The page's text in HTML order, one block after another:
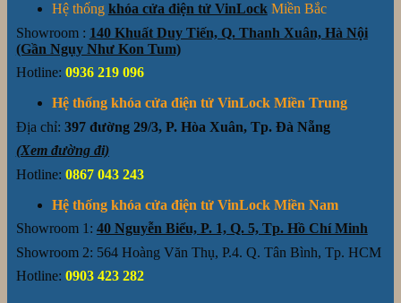
Hệ thống khóa cửa điện tử VinLock Miền Bắc
Showroom : 140 Khuất Duy Tiến, Q. Thanh Xuân, Hà Nội
(Gần Ngụy Như Kon Tum)
Hotline: 0936 219 096
Hệ thống khóa cửa điện tử VinLock Miền Trung
Địa chỉ: 397 đường 29/3, P. Hòa Xuân, Tp. Đà Nẵng
(Xem đường đi)
Hotline: 0867 043 243
Hệ thống khóa cửa điện tử VinLock Miền Nam
Showroom 1: 40 Nguyễn Biểu, P. 1, Q. 5, Tp. Hồ Chí Minh
Showroom 2: 564 Hoàng Văn Thụ, P.4. Q. Tân Bình, Tp. HCM
Hotline: 0903 423 282